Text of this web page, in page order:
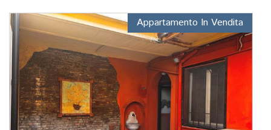
Appartamento In Vendita